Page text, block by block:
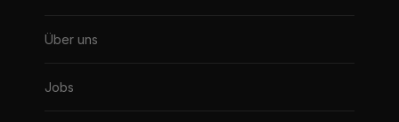
Über uns
Jobs